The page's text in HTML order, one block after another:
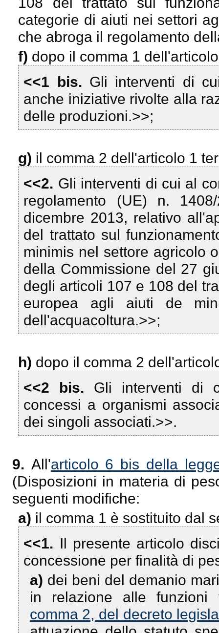
categorie di aiuti nei settori
che abroga il regolamento
f) dopo il comma 1
<<1 bis. Gli interventi di
anche iniziative rivolte alla
delle produzioni.>>;
g) il comma 2 dell'articolo 1
<<2. Gli interventi di cui al
regolamento (UE) n.
dicembre 2013, relativo
del trattato sul
minimis nel settore agricolo
della Commissione del 27
degli articoli 107 e 108 del
europea agli aiuti de
dell'acquacoltura.>>;
h) dopo il comma 2
<<2 bis. Gli interventi di
concessi a organismi
dei singoli associati.>>.
9. All'articolo 6 bis della
(Disposizioni in materia di
seguenti modifiche:
a) il comma 1 è sostituito dal
<<1. Il presente articolo
concessione per finalità di
a) dei beni del demanio
in relazione alle funzioni
comma 2, del decreto